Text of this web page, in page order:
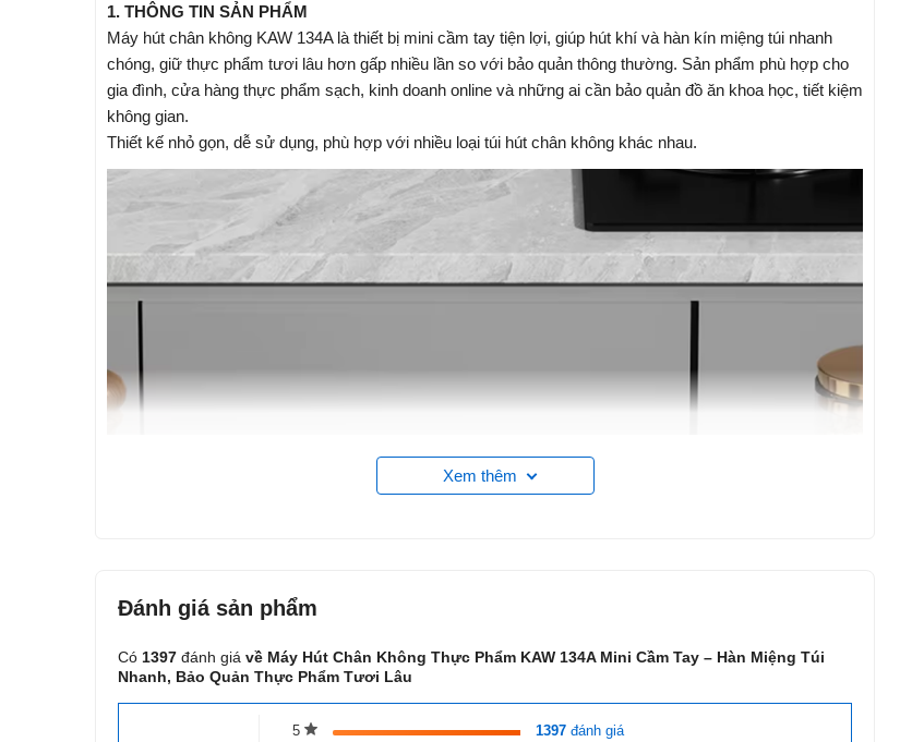
1. THÔNG TIN SẢN PHẨM
Máy hút chân không KAW 134A là thiết bị mini cầm tay tiện lợi, giúp hút khí và hàn kín miệng túi nhanh
chóng, giữ thực phẩm tươi lâu hơn gấp nhiều lần so với bảo quản thông thường. Sản phẩm phù hợp cho
gia đình, cửa hàng thực phẩm sạch, kinh doanh online và những ai cần bảo quản đồ ăn khoa học, tiết kiệm
không gian.
Thiết kế nhỏ gọn, dễ sử dụng, phù hợp với nhiều loại túi hút chân không khác nhau.
Xem thêm
Đánh giá sản phẩm
Có 1397 đánh giá về Máy Hút Chân Không Thực Phẩm KAW 134A Mini Cầm Tay – Hàn Miệng Túi
Nhanh, Bảo Quản Thực Phẩm Tươi Lâu
5 1397 đánh giá